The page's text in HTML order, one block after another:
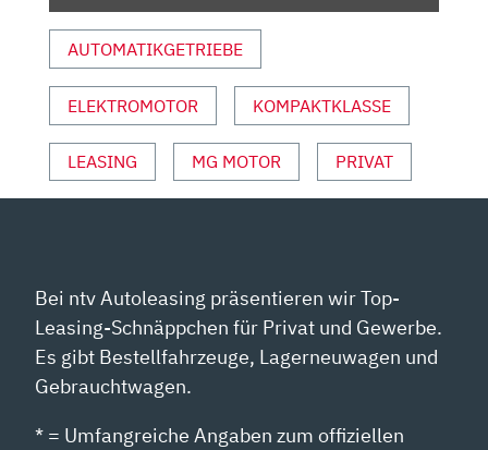
AUTOPHORIE“
VON
YOUTUBE
ANZEIGEN
AUTOMATIKGETRIEBE
ELEKTROMOTOR KOMPAKTKLASSE
LEASING MG MOTOR PRIVAT
Bei ntv Autoleasing präsentieren wir Top-
Leasing-Schnäppchen für Privat und Gewerbe.
Es gibt Bestellfahrzeuge, Lagerneuwagen und
Gebrauchtwagen.
* = Umfangreiche Angaben zum offiziellen